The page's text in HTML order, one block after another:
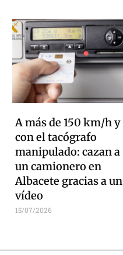
A más de 150 km/h y
con el tacógrafo
manipulado: cazan a
un camionero en
Albacete gracias a un
vídeo
15/07/2026